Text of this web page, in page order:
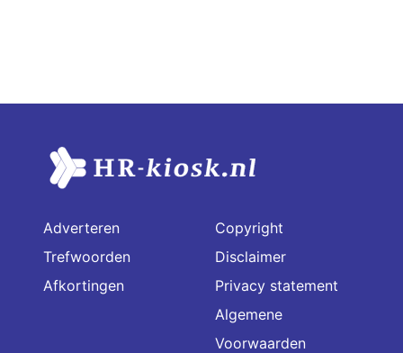
Adverteren
Trefwoorden
Afkortingen
Copyright
Disclaimer
Privacy statement
Algemene
Voorwaarden